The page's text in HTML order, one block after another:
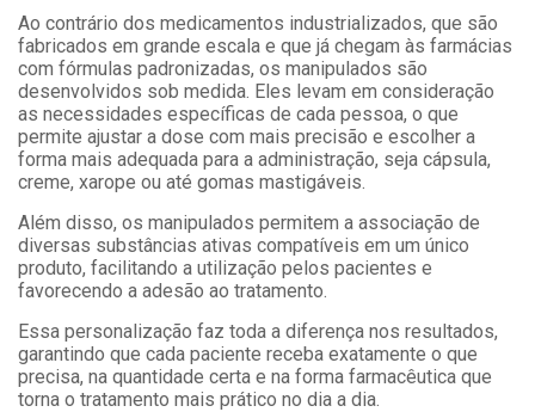
Ao contrário dos medicamentos industrializados, que são
fabricados em grande escala e que já chegam às farmácias
com fórmulas padronizadas, os manipulados são
desenvolvidos sob medida. Eles levam em consideração
as necessidades específicas de cada pessoa, o que
permite ajustar a dose com mais precisão e escolher a
forma mais adequada para a administração, seja cápsula,
creme, xarope ou até gomas mastigáveis.
Além disso, os manipulados permitem a associação de
diversas substâncias ativas compatíveis em um único
produto, facilitando a utilização pelos pacientes e
favorecendo a adesão ao tratamento.
Essa personalização faz toda a diferença nos resultados,
garantindo que cada paciente receba exatamente o que
precisa, na quantidade certa e na forma farmacêutica que
torna o tratamento mais prático no dia a dia.